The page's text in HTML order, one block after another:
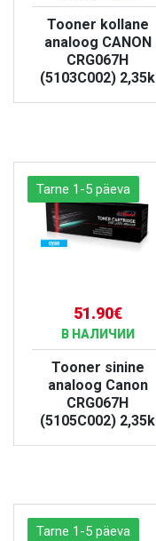
Tooner kollane
analoog CANON
CRG067H
(5103C002) 2,35k
Tarne 1-5 päeva
51.90€
В НАЛИЧИИ
Tooner sinine
analoog Canon
CRG067H
(5105C002) 2,35k
Tarne 1-5 päeva